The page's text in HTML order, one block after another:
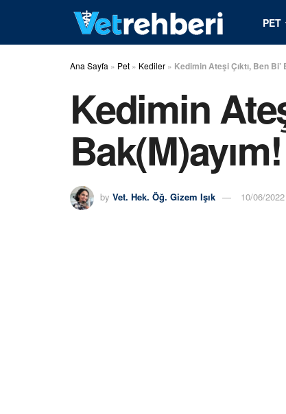
PET
Ana Sayfa » Pet » Kediler » Kedimin Ateşi Çıktı, Ben
Kedimin
Bak(M)ayım!
by Vet. Hek. Öğ. Gizem Işık 10/06/2022